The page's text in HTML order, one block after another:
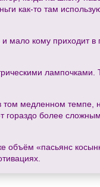
как-то там
кому приходит в
медленном темпе,
гораздо более
«пасьянс